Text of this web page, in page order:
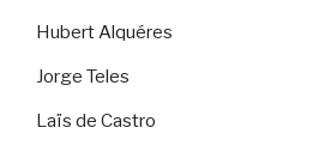
Hubert Alquéres
Jorge Teles
Laïs de Castro